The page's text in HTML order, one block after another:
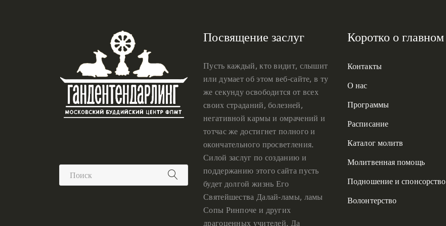
Посвящение заслуг
Пусть каждый, кто видит, слышит
или думает об этом веб-сайте, в ту
же секунду освободится от всех
своих страданий, болезней,
негативной кармы и омрачений и
тотчас же достигнет полного и
окончательного просветления.
Силой заслуг по созданию и
поддержанию этого сайта пусть
будет долгой жизнь Его
Святейшества Далай-ламы, ламы
Сопы Ринпоче и других
драгоценных учителей. Да
Коротко о главном
Контакты
О нас
Программы
Расписание
Каталог молитв
Молитвенная помощь
Подношение и спонсорство
Волонтерство